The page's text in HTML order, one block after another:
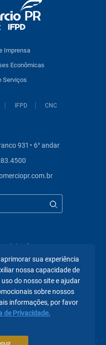
Imprensa
Econômicas
Serviços
IFPD CNC
931 • 6° andar
visitadas
PR
sua experiência
nossa capacidade de
do nosso site e ajudar
sobre nossos
informações, por favor
de Privacidade.